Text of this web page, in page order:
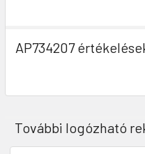
AP734207
További logózható